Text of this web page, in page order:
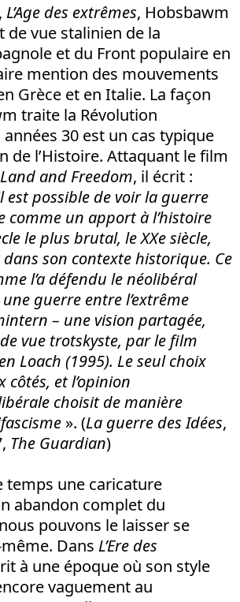
L’Age des extrêmes, Hobsbawm
de vue stalinien de la
et du Front populaire en
mention des mouvements
Grèce et en Italie. La façon
traite la Révolution
30 est un cas typique
de l’Histoire. Attaquant le film
Land and Freedom, il écrit :
est possible de voir la guerre
comme un apport à l’histoire
le plus brutal, le XXe siècle,
son contexte historique. Ce
l’a défendu le néolibéral
guerre entre l’extrême
– une vision partagée,
vue trotskyste, par le film
Loach (1995). Le seul choix
et l’opinion
choisit de manière
». (La guerre des Idées,
The Guardian)
temps une caricature
abandon complet du
pouvons le laisser se
Dans L’Ere des
à une époque où son style
vaguement au